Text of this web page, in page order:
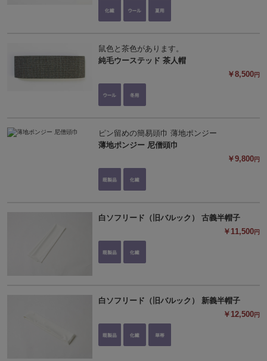
鼠色と茶色があります。
純毛ウーステッド 茶人帽
￥8,500円
ピン留めの簡易頭巾 薄地ポンジー
薄地ポンジー 尼僧頭巾
￥9,800円
白ソフリード（旧バルック） 古義半帽子
￥11,500円
白ソフリード（旧バルック） 新義半帽子
￥12,500円